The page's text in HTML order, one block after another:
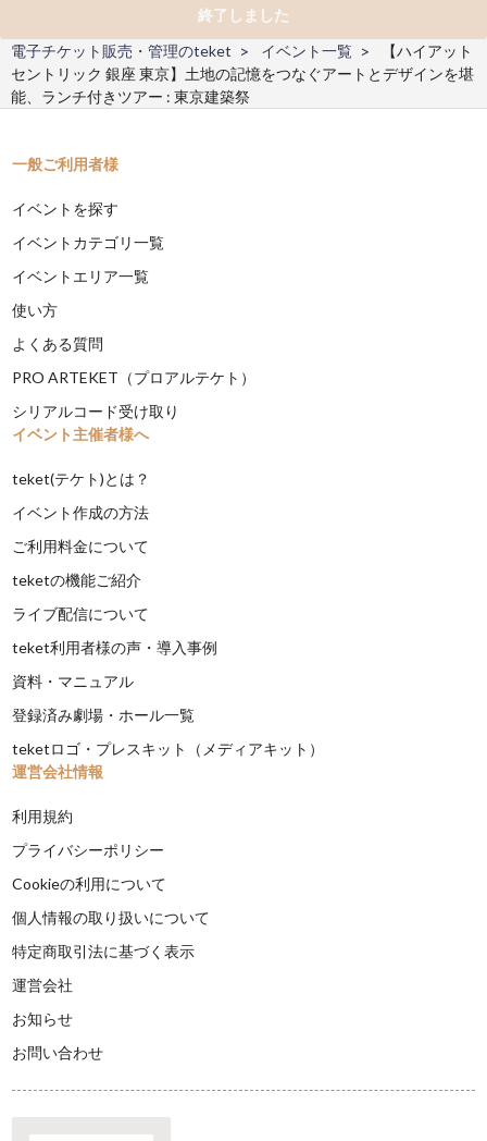
終了しました
電子チケット販売・管理のteket
イベント一覧
【ハイアット
セントリック 銀座 東京】土地の記憶をつなぐアートとデザインを堪
能、ランチ付きツアー : 東京建築祭
一般ご利用者様
イベントを探す
イベントカテゴリ一覧
イベントエリア一覧
使い方
よくある質問
PRO ARTEKET（プロアルテケト）
シリアルコード受け取り
イベント主催者様へ
teket(テケト)とは？
イベント作成の方法
ご利用料金について
teketの機能ご紹介
ライブ配信について
teket利用者様の声・導入事例
資料・マニュアル
登録済み劇場・ホール一覧
teketロゴ・プレスキット（メディアキット）
運営会社情報
利用規約
プライバシーポリシー
Cookieの利用について
個人情報の取り扱いについて
特定商取引法に基づく表示
運営会社
お知らせ
お問い合わせ